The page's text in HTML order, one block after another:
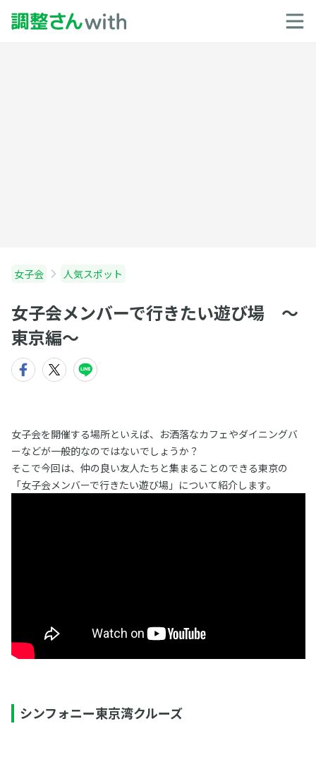
女子会 人気スポット
女子会メンバーで行きたい遊び場 〜
東京編〜
女子会を開催する場所といえば、お洒落なカフェやダイニングバ
ーなどが一般的なのではないでしょうか？
そこで今回は、仲の良い友人たちと集まることのできる東京の
「女子会メンバーで行きたい遊び場」について紹介します。
シンフォニー東京湾クルーズ